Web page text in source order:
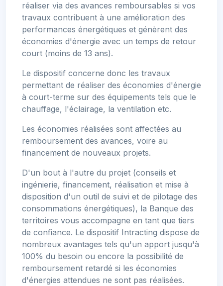
réaliser via des avances remboursables si vos
travaux contribuent à une amélioration des
performances énergétiques et génèrent des
économies d'énergie avec un temps de retour
court (moins de 13 ans).
Le dispositif concerne donc les travaux
permettant de réaliser des économies d'énergie
à court-terme sur des équipements tels que le
chauffage, l'éclairage, la ventilation etc.
Les économies réalisées sont affectées au
remboursement des avances, voire au
financement de nouveaux projets.
D'un bout à l'autre du projet (conseils et
ingénierie, financement, réalisation et mise à
disposition d'un outil de suivi et de pilotage des
consommations énergétiques), la Banque des
territoires vous accompagne en tant que tiers
de confiance. Le dispositif Intracting dispose de
nombreux avantages tels qu'un apport jusqu'à
100% du besoin ou encore la possibilité de
remboursement retardé si les économies
d'énergies attendues ne sont pas réalisées.